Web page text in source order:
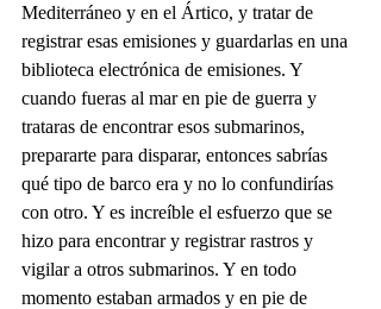
Mediterráneo y en el Ártico, y tratar de
registrar esas emisiones y guardarlas en una
biblioteca electrónica de emisiones. Y
cuando fueras al mar en pie de guerra y
trataras de encontrar esos submarinos,
prepararte para disparar, entonces sabrías
qué tipo de barco era y no lo confundirías
con otro. Y es increíble el esfuerzo que se
hizo para encontrar y registrar rastros y
vigilar a otros submarinos. Y en todo
momento estaban armados y en pie de